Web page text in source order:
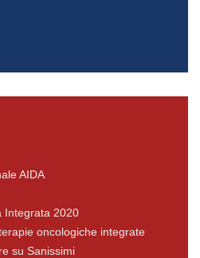
AIDA
Integrata 2020
oncologiche integrate
su Sanissimi